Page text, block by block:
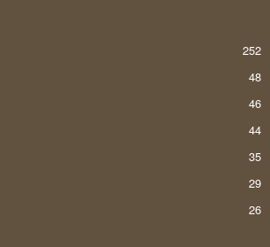
252
48
46
44
35
29
26